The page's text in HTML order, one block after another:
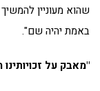
שהוא מעוניין
באמת יהיה שם".
"מאבק על